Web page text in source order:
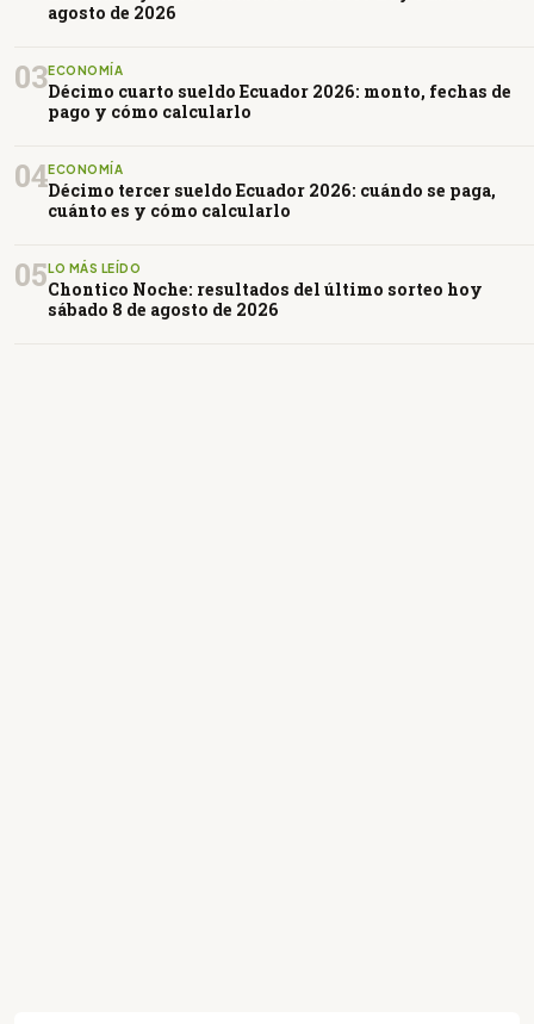
agosto de 2026
03ECONOMÍA
Décimo cuarto sueldo Ecuador 2026: monto, fechas de
pago y cómo calcularlo
04ECONOMÍA
Décimo tercer sueldo Ecuador 2026: cuándo se paga,
cuánto es y cómo calcularlo
05LO MÁS LEÍDO
Chontico Noche: resultados del último sorteo hoy
sábado 8 de agosto de 2026